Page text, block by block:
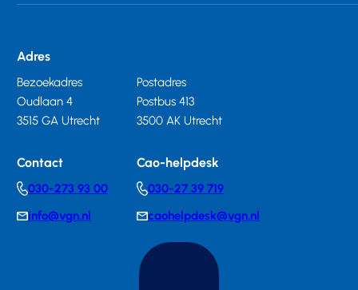
Adres
Bezoekadres
Oudlaan 4
3515 GA Utrecht
Postadres
Postbus 413
3500 AK Utrecht
Contact
Telephonenumber
030-273 93 00
E-info@vgn.nl
Cao-helpdesk
Telephonenumber
030-27 39 719
E-
mail
caohelpdesk@vgn.nl